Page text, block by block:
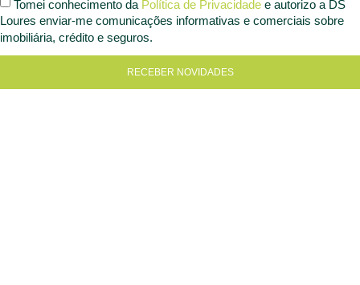
Tomei conhecimento da Política de Privacidade e autorizo a DS
Loures enviar-me comunicações informativas e comerciais sobre
imobiliária, crédito e seguros.
RECEBER NOVIDADES